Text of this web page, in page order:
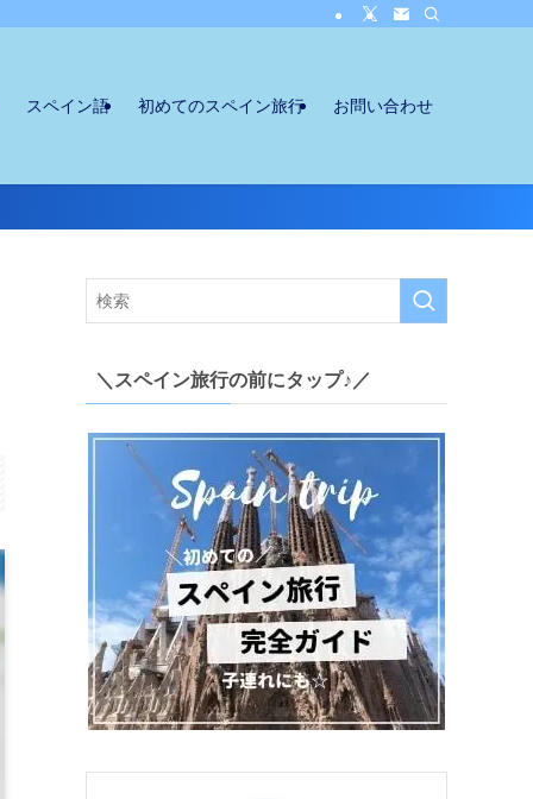
スペイン語 初めてのスペイン旅行 お問い合わせ
＼スペイン旅行の前にタップ♪／